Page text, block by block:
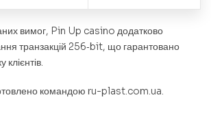
вимог, Pin Up casino додатково
транзакцій 256‑bit, що гарантовано
клієнтів.
командою ru-plast.com.ua.